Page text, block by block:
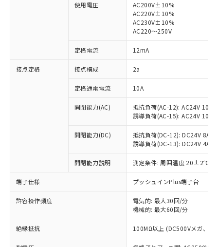
使用電圧
AC200V±10%
AC220V±10%
AC230V±10%
AC220～250V
定格電流 12mA
接点定格 接点構成 2a
定格通電電流 10A
開閉能力(AC)
抵抗負荷(AC-12): AC24V 10A/
誘導負荷(AC-15): AC24V
開閉能力(DC)
抵抗負荷(DC-12): DC24V 8A/
誘導負荷(DC-13): DC24V 4A/
開閉能力説明 測定条件: 周囲温度 20±2℃、
端子仕様 プッシュインPlus端子台
許容操作頻度
電気的: 最大30回/分
機械的: 最大60回/分
絶縁抵抗 100MΩ以上 (DC500Vメガ、点
以下の条件をお読みいただき、同意のうえ
本サービスは、当社制御機器事業取扱
商品の当社在庫状況および標準価格
(税抜)を提供させていただくもので
本サービスの対象外となる商品もある
ことをご了承ください。
在庫状況および標準価格照会結果は、
記載している更新日時点での社内デー
タに基づき作成されるものであり、閲
覧された時点での実際の在庫および標
対応済み：EU RoHS指令（10物質）の
非含有に対応した製品が提供可能な商品で
対応予定：EU RoHS指令（10物質）の非含
有に対応した製品に切り替える予定のある
対応予定なし：EU RoHS指令（10物質）の
非含有に非対応の商品で、対応品を出す予
調査・確認中：EU RoHS指令（10物質）の
非含有の対応状況を調査中または確認中の
非該当品：ライセンス料など無形物で、有
害物質有無と関係のない商品です。
仕入先様の事情により、非含有部品として
いたものが、含有品と判明した場合などや
むを得ず変更することがあります。
鉛(Pb) 1000ppm以下、 水銀(Hg) 1000ppm以下、 カド
六価クロム(Cr(Ⅵ)) 1000ppm以下、ポリ臭化ビフェニル
※1 中国RoHS○×表
「○」：最大均質材料含有率が中国RoHSの
基準値以下であることを示します。
「×」：最大均質材料含有率が中国RoHSの
基準値を超えていることを示します。
「－」：未確認です。当社販売部門へお問
*中国RoHS10物質の基準値 (GB/T26572)：
Pb(鉛) :1000ppm、 Hg(水銀) : 1000ppm、 Cd(カドミウ
当社は、これら貴社製品のうち、外国
為替および外国貿易法に定める商品
（以下｢規制貨物等」という）を輸出
または国外への提供する場合は、日本
国政府の輸出許可(または役務取引許
可)を取得するなどの必要な手続きを